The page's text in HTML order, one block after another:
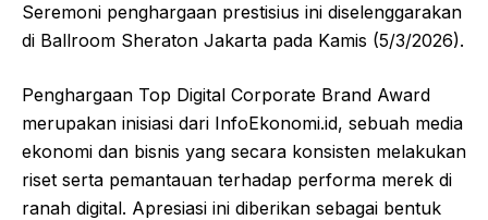
Seremoni penghargaan prestisius ini diselenggarakan
di Ballroom Sheraton Jakarta pada Kamis (5/3/2026).
Penghargaan Top Digital Corporate Brand Award
merupakan inisiasi dari InfoEkonomi.id, sebuah media
ekonomi dan bisnis yang secara konsisten melakukan
riset serta pemantauan terhadap performa merek di
ranah digital. Apresiasi ini diberikan sebagai bentuk